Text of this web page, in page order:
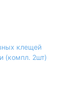
клещей
(компл. 2шт)